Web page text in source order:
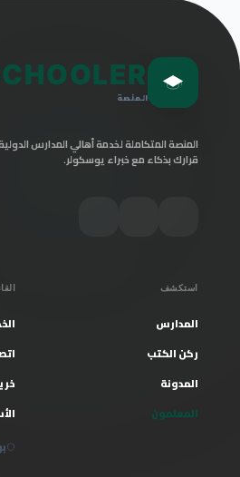
المنصة
المنصة المتكاملة لخدمة أهالي المدارس
قرارك بذكاء مع خبراء يوسكولر.
استكشف
المدارس
ركن الكتب
المدونة
المعلمون